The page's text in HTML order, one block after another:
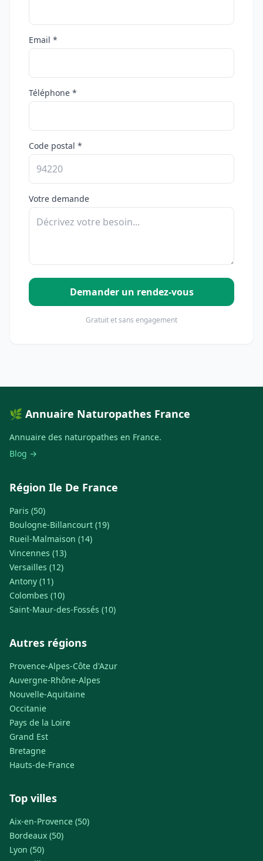
Email *
Téléphone *
Code postal *
Votre demande
Demander un rendez-vous
Gratuit et sans engagement
🌿 Annuaire Naturopathes France
Annuaire des naturopathes en France.
Blog →
Région Ile De France
Paris (50)
Boulogne-Billancourt (19)
Rueil-Malmaison (14)
Vincennes (13)
Versailles (12)
Antony (11)
Colombes (10)
Saint-Maur-des-Fossés (10)
Autres régions
Provence-Alpes-Côte d'Azur
Auvergne-Rhône-Alpes
Nouvelle-Aquitaine
Occitanie
Pays de la Loire
Grand Est
Bretagne
Hauts-de-France
Top villes
Aix-en-Provence (50)
Bordeaux (50)
Lyon (50)